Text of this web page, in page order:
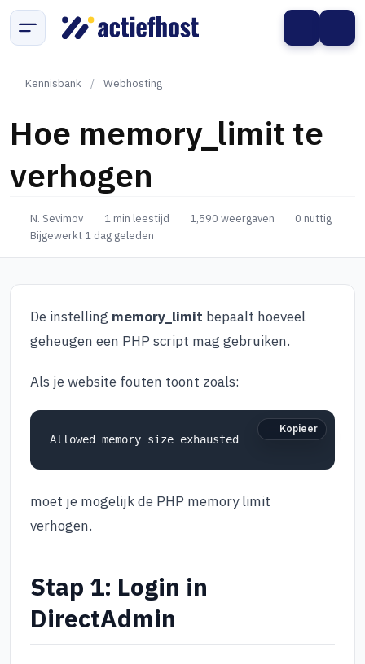
Kennisbank / Webhosting
Hoe memory_limit te
verhogen
N. Sevimov 1 min leestijd 1,590 weergaven
0 nuttig
Bijgewerkt 1 dag geleden
De instelling memory_limit bepaalt hoeveel
geheugen een PHP script mag gebruiken.
Als je website fouten toont zoals:
Kopieer
moet je mogelijk de PHP memory limit
verhogen.
Stap 1: Login in
DirectAdmin